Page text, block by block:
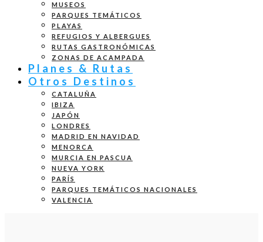
MUSEOS
PARQUES TEMÁTICOS
PLAYAS
REFUGIOS Y ALBERGUES
RUTAS GASTRONÓMICAS
ZONAS DE ACAMPADA
Planes & Rutas
Otros Destinos
CATALUÑA
IBIZA
JAPÓN
LONDRES
MADRID EN NAVIDAD
MENORCA
MURCIA EN PASCUA
NUEVA YORK
PARÍS
PARQUES TEMÁTICOS NACIONALES
VALENCIA